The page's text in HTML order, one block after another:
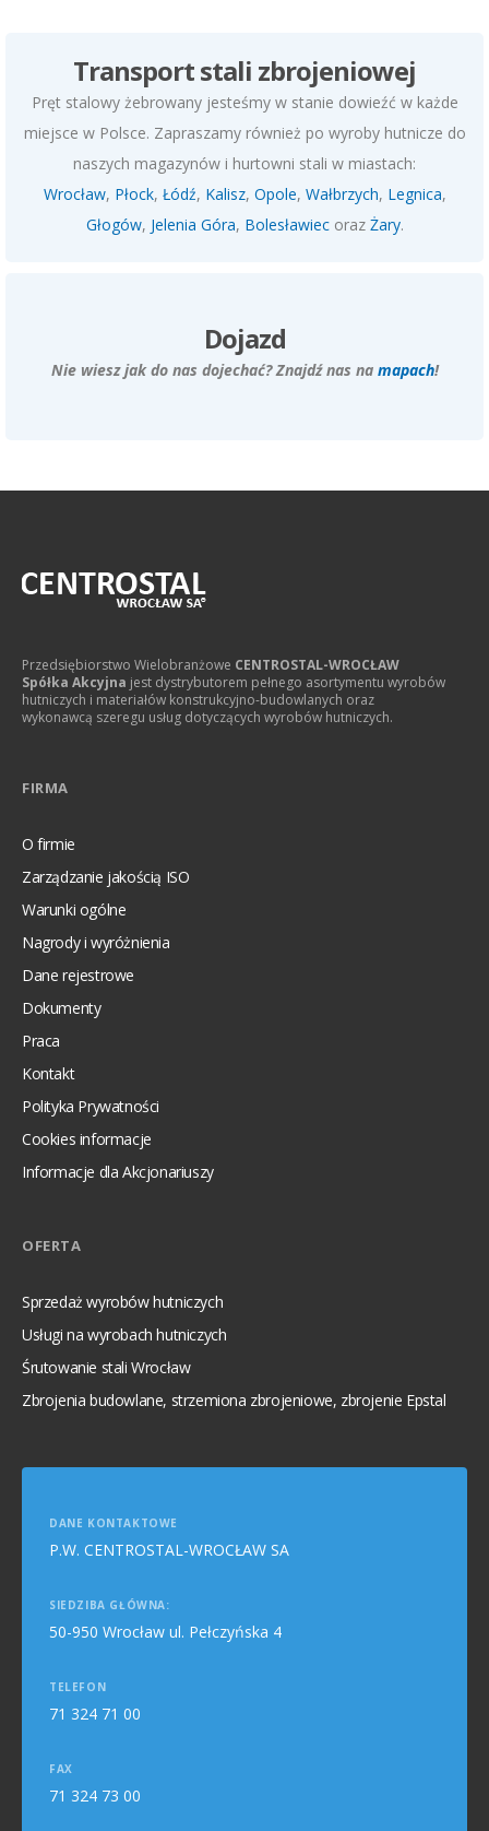
Transport stali zbrojeniowej
Pręt stalowy żebrowany jesteśmy w stanie dowieźć w każde
miejsce w Polsce. Zapraszamy również po wyroby hutnicze do
naszych magazynów i hurtowni stali w miastach:
Wrocław, Płock, Łódź, Kalisz, Opole, Wałbrzych, Legnica,
Głogów, Jelenia Góra, Bolesławiecoraz Żary.
Dojazd
Nie wiesz jak do nas dojechać? Znajdź nas na mapach!
Przedsiębiorstwo Wielobranżowe CENTROSTAL-WROCŁAW
Spółka Akcyjna jest dystrybutorem pełnego asortymentu wyrobów
hutniczych i materiałów konstrukcyjno-budowlanych oraz
wykonawcą szeregu usług dotyczących wyrobów hutniczych.
FIRMA
O firmie
Zarządzanie jakością ISO
Warunki ogólne
Nagrody i wyróżnienia
Dane rejestrowe
Dokumenty
Praca
Kontakt
Polityka Prywatności
Cookies informacje
Informacje dla Akcjonariuszy
OFERTA
Sprzedaż wyrobów hutniczych
Usługi na wyrobach hutniczych
Śrutowanie stali Wrocław
Zbrojenia budowlane, strzemiona zbrojeniowe, zbrojenie Epstal
DANE KONTAKTOWE
P.W. CENTROSTAL-WROCŁAW SA
SIEDZIBA GŁÓWNA:
50-950 Wrocław ul. Pełczyńska 4
TELEFON
71 324 71 00
FAX
71 324 73 00